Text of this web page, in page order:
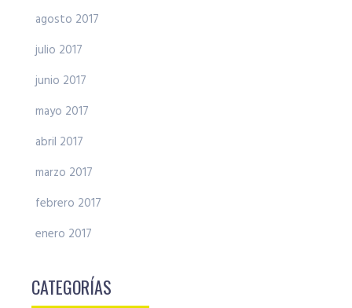
agosto 2017
julio 2017
junio 2017
mayo 2017
abril 2017
marzo 2017
febrero 2017
enero 2017
CATEGORÍAS